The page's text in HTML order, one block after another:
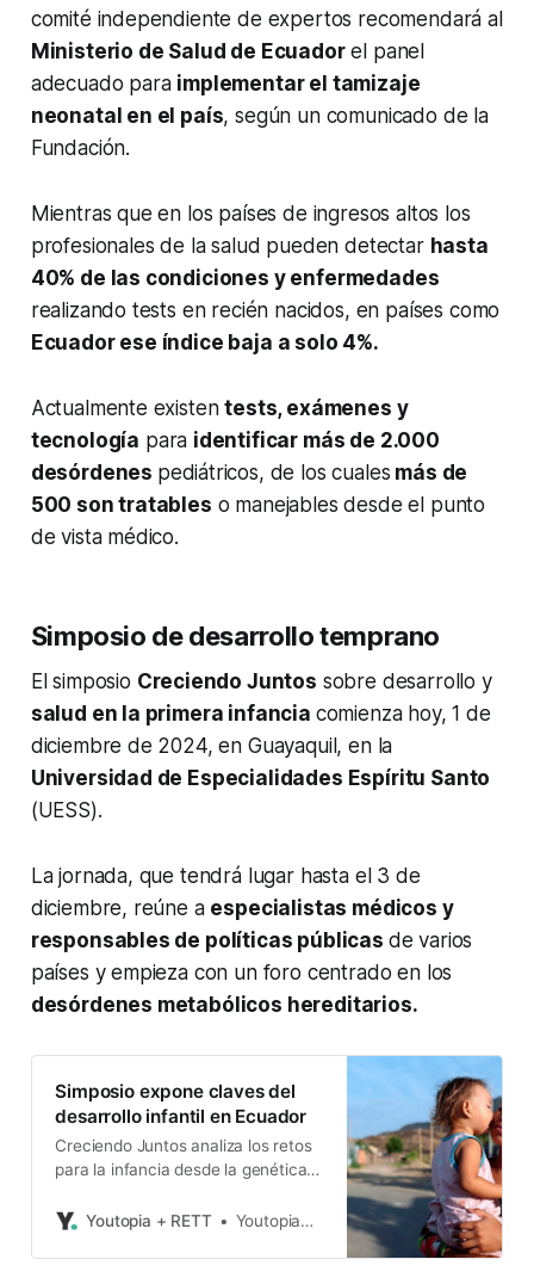
comité independiente de expertos recomendará al
Ministerio de Salud de Ecuadorel panel
adecuado para implementar el tamizaje
neonatal en el país, según un comunicado de la
Fundación.
Mientras que en los países de ingresos altos los
profesionales de la salud pueden detectar hasta
40% de las condiciones y enfermedades
realizando tests en recién nacidos, en países como
Ecuador ese índice baja a solo 4%.
Actualmente existentests, exámenes y
tecnología para identificar más de 2.000
desórdenes pediátricos, de los cuales más de
500 son tratables o manejables desde el punto
de vista médico.
Simposio de desarrollo temprano
El simposio Creciendo Juntos sobre desarrollo y
salud en la primera infancia comienza hoy, 1 de
diciembre de 2024, en Guayaquil, en la
Universidad de Especialidades Espíritu Santo
(UESS).
La jornada, que tendrá lugar hasta el 3 de
diciembre, reúne a especialistas médicos y
responsables de políticas públicas de varios
países y empieza con un foro centrado en los
desórdenes metabólicos hereditarios.
Simposio expone claves del
desarrollo infantil en Ecuador
Creciendo Juntos analiza los retos
para la infancia desde la genética,
Youtopia + RETT
Youtopia+Rett